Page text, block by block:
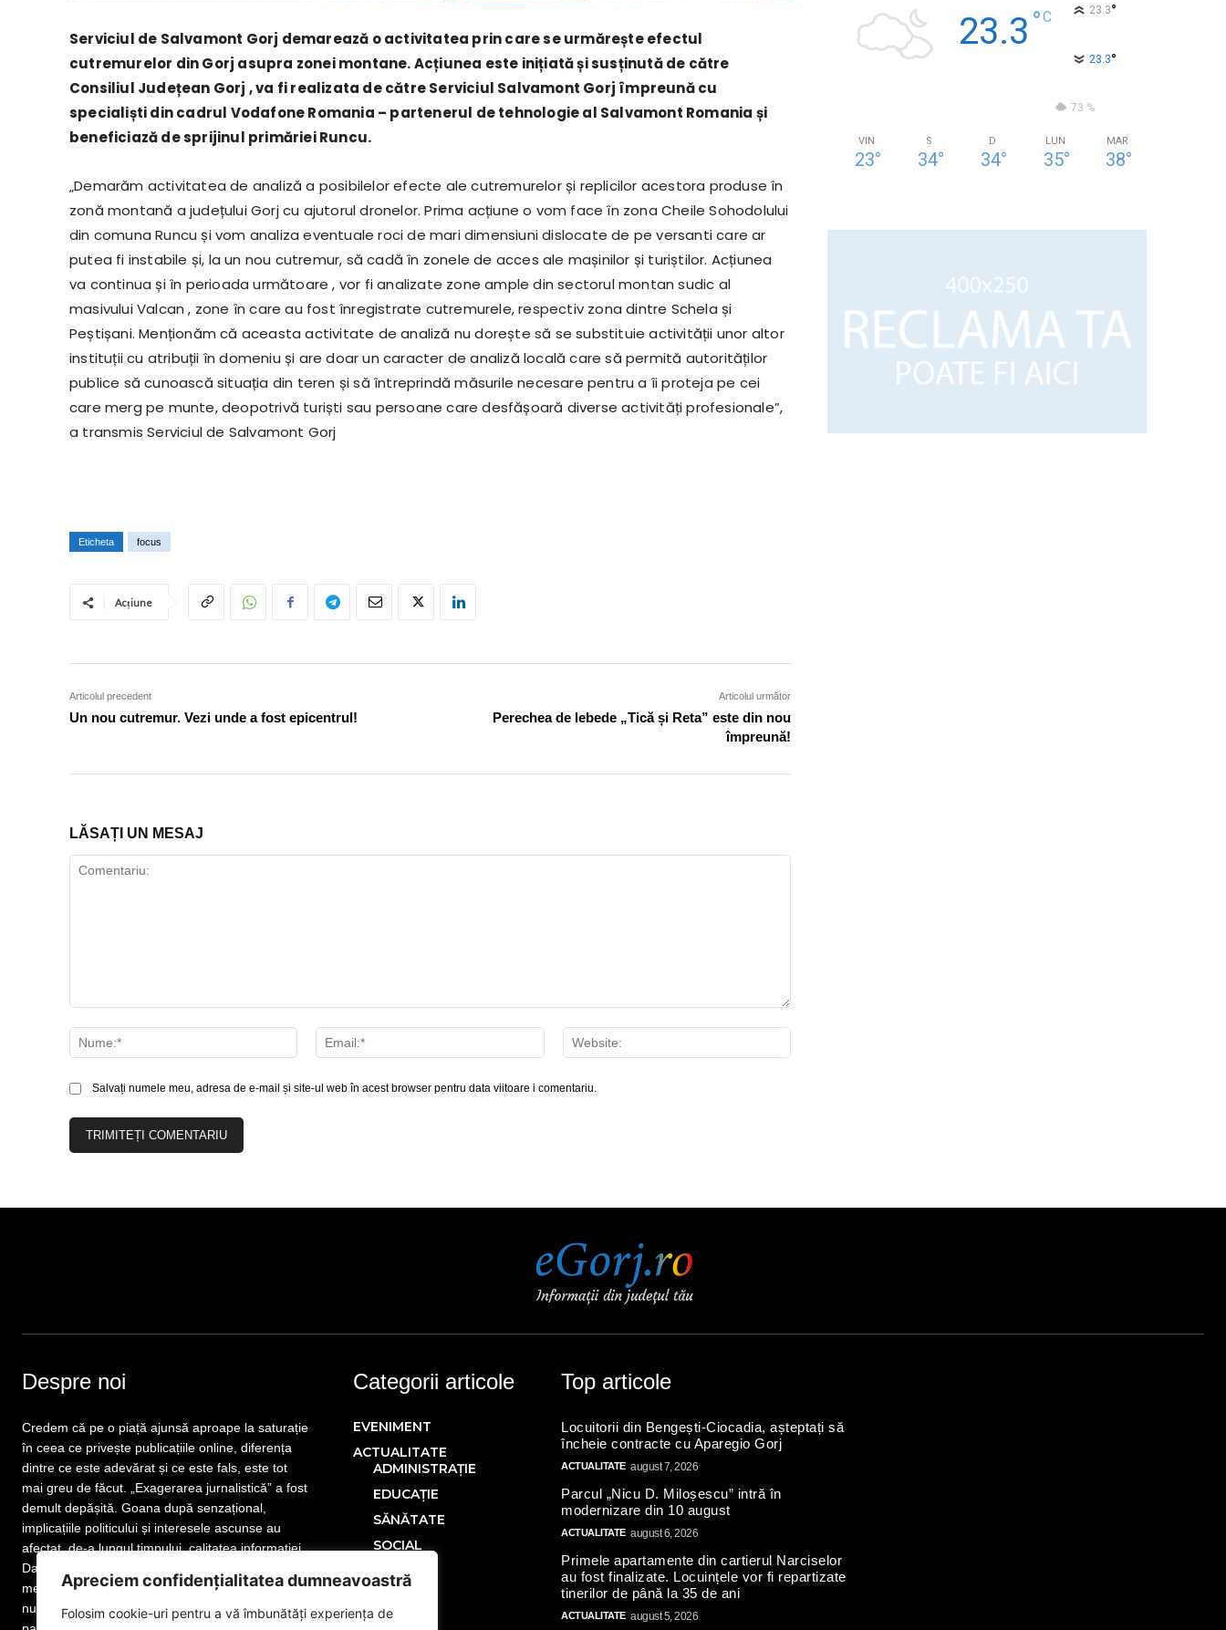
Apreciem confidențialitatea dumneavoastră
Folosim cookie-uri pentru a vă îmbunătăți experiența de
Serviciul de Salvamont Gorj demarează o activitatea prin care se urmărește efectul
cutremurelor din Gorj asupra zonei montane. Acțiunea este inițiată și susținută de către
Consiliul Județean Gorj , va fi realizata de către Serviciul Salvamont Gorj împreună cu
specialiști din cadrul Vodafone Romania – partenerul de tehnologie al Salvamont Romania și
beneficiază de sprijinul primăriei Runcu.
„Demarăm activitatea de analiză a posibilelor efecte ale cutremurelor și replicilor acestora produse în
zonă montană a județului Gorj cu ajutorul dronelor. Prima acțiune o vom face în zona Cheile Sohodolului
din comuna Runcu și vom analiza eventuale roci de mari dimensiuni dislocate de pe versanti care ar
putea fi instabile și, la un nou cutremur, să cadă în zonele de acces ale mașinilor și turiștilor. Acțiunea
va continua și în perioada următoare , vor fi analizate zone ample din sectorul montan sudic al
masivului Valcan , zone în care au fost înregistrate cutremurele, respectiv zona dintre Schela și
Peștișani. Menționăm că aceasta activitate de analiză nu dorește să se substituie activității unor altor
instituții cu atribuții în domeniu și are doar un caracter de analiză locală care să permită autorităților
publice să cunoască situația din teren și să întreprindă măsurile necesare pentru a îi proteja pe cei
care merg pe munte, deopotrivă turiști sau persoane care desfășoară diverse activități profesionale”,
a transmis Serviciul de Salvamont Gorj
Eticheta focus
Acțiune
Articolul precedent
Un nou cutremur. Vezi unde a fost epicentrul!
Articolul următor
Perechea de lebede „Tică și Reta” este din nou
împreună!
LĂSAȚI UN MESAJ
Nume:*
Email:*
Salvați numele meu, adresa de e-mail și site-ul web în acest browser pentru data viitoare i comentariu.
23.3 °C 23.3°
23.3°
73 %
VIN
23°
S
34°
D
34°
LUN
35°
MAR
38°
Despre noi
Credem că pe o piață ajunsă aproape la saturație
în ceea ce privește publicațiile online, diferența
dintre ce este adevărat și ce este fals, este tot
mai greu de făcut. „Exagerarea jurnalistică” a fost
demult depășită. Goana după senzațional,
implicațiile politicului și interesele ascunse au
afectat, de-a lungul timpului, calitatea informației.
Dar nu este totul pierdut! Mai sunt publicații care
merită atenția cititorului. Mai sunt jurnaliști care
nu și-au uitat menirea. Mai sunt redactori
Categorii articole
EVENIMENT
ACTUALITATE
ADMINISTRAȚIE
EDUCAȚIE
SĂNĂTATE
SOCIAL
POLITICĂ
SPORT
Top articole
Locuitorii din Bengești-Ciocadia, așteptați să
încheie contracte cu Aparegio Gorj
ACTUALITATE august 7, 2026
Parcul „Nicu D. Miloșescu” intră în
modernizare din 10 august
ACTUALITATE august 6, 2026
Primele apartamente din cartierul Narciselor
au fost finalizate. Locuințele vor fi repartizate
tinerilor de până la 35 de ani
ACTUALITATE august 5, 2026